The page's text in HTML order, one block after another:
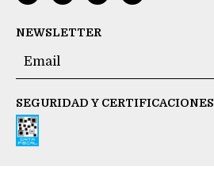
NEWSLETTER
SEGURIDAD Y CERTIFICACIONES